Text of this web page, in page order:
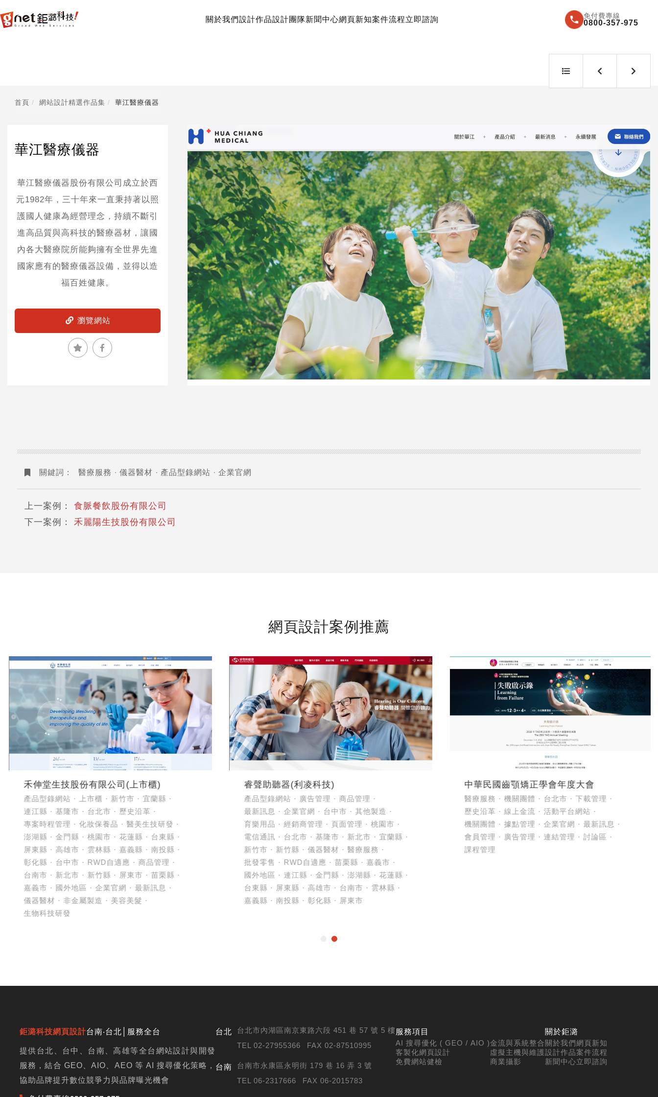
關於我們設計作品設計團隊新聞中心網頁新知案件流程立即諮詢 免付費專線
0800-357-975
首頁 網站設計精選作品集 華江醫療儀器
華江醫療儀器
華江醫療儀器股份有限公司成立於西
元1982年，三十年來一直秉持著以照
護國人健康為經營理念，持續不斷引
進高品質與高科技的醫療器材，讓國
內各大醫療院所能夠擁有全世界先進
國家應有的醫療儀器設備，並得以造
福百姓健康。
瀏覽網站
返
列
表
上
案
例
下
案
例
關鍵詞： 醫療服務 儀器醫材 產品型錄網站 企業官網
上一案例：
食脈餐飲股份有限公司
下一案例：
禾麗陽生技股份有限公司
網頁設計案例推薦
禾伸堂生技股份有限公司(上市櫃)
產品型錄網站 上市櫃 新竹市
宜蘭縣
連江縣
基隆市 台北市
歷史沿革
專案時程管理
化妝保養品
醫美生技研發
澎湖縣
金門縣 桃園市 花蓮縣
台東縣
屏東縣
高雄市 雲林縣 嘉義縣
南投縣
彰化縣
台中市 RWD自適應
商品管理
台南市
新北市 新竹縣 屏東市
苗栗縣
嘉義市
國外地區 企業官網
最新訊息
儀器醫材
非金屬製造
美容美髮
生物科技研發
睿聲助聽器(利凌科技)
產品型錄網站 廣告管理
商品管理
最新訊息
企業官網 台中市
其他製造
育樂用品
經銷商管理 頁面管理
桃園市
電信通訊
台北市 基隆市 新北市
宜蘭縣
新竹市
新竹縣 儀器醫材
醫療服務
批發零售
RWD自適應 苗栗縣
嘉義市
國外地區
連江縣 金門縣 澎湖縣
花蓮縣
台東縣
屏東縣 高雄市 台南市
雲林縣
嘉義縣
南投縣 彰化縣 屏東市
中華民國齒顎矯正學會年度大會
醫療服務 機關團體 台北市
下載管理
歷史沿革
線上金流
活動平台網站
機關團體
據點管理 企業官網
最新訊息
會員管理
廣告管理 連結管理
討論區
課程管理
鉅潞科技網頁設計台南‧台北│服務全台
提供台北、台中、台南、高雄等全台網站設計與開發
服務，結合 GEO、AIO、AEO 等 AI 搜尋優化策略，
協助品牌提升數位競爭力與品牌曝光機會
台北
台北市內湖區南京東路六段 451 巷 57 號 5 樓
TEL 02-27955366
FAX 02-87510995
台南
台南市永康區永明街 179 巷 16 弄 3 號
TEL 06-2317666
FAX 06-2015783
服務項目
AI 搜尋優化 ( GEO / AIO )
客製化網頁設計
免費網站健檢
金流與系統整合
虛擬主機與維護
商業攝影
關於鉅潞
關於我們
設計作品
新聞中心
網頁新知
案件流程
立即諮詢